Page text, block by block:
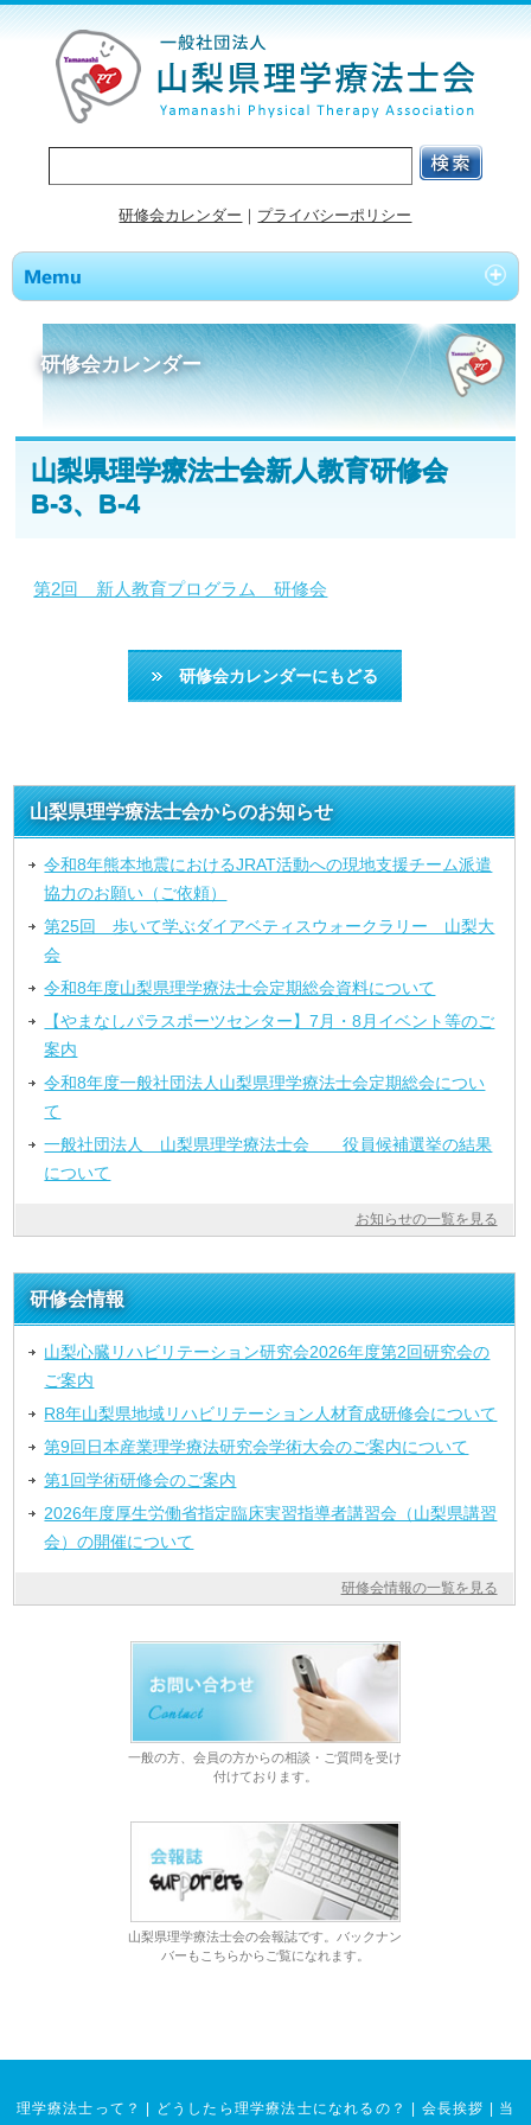
研修会カレンダー ｜ プライバシーポリシー
研修会カレンダー
山梨県理学療法士会新人教育研修会
B-3、B-4
第2回 新人教育プログラム 研修会
研修会カレンダーにもどる
山梨県理学療法士会からのお知らせ
令和8年熊本地震におけるJRAT活動への現地支援チーム派遣
協力のお願い（ご依頼）
第25回 歩いて学ぶダイアベティスウォークラリー 山梨大
会
令和8年度山梨県理学療法士会定期総会資料について
【やまなしパラスポーツセンター】7月・8月イベント等のご
案内
令和8年度一般社団法人山梨県理学療法士会定期総会につい
て
一般社団法人 山梨県理学療法士会 役員候補選挙の結果
について
お知らせの一覧を見る
研修会情報
山梨心臓リハビリテーション研究会2026年度第2回研究会の
ご案内
R8年山梨県地域リハビリテーション人材育成研修会について
第9回日本産業理学療法研究会学術大会のご案内について
第1回学術研修会のご案内
2026年度厚生労働省指定臨床実習指導者講習会（山梨県講習
会）の開催について
研修会情報の一覧を見る
一般の方、会員の方からの相談・ご質問を受け
付けております。
山梨県理学療法士会の会報誌です。バックナン
バーもこちらからご覧になれます。
理学療法士って？ どうしたら理学療法士になれるの？ 会長挨拶 当